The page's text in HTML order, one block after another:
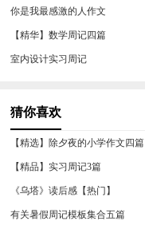
你是我最感激的人作文
【精华】数学周记四篇
室内设计实习周记
猜你喜欢
【精选】除夕夜的小学作文四篇
【精品】实习周记3篇
《乌塔》读后感【热门】
有关暑假周记模板集合五篇